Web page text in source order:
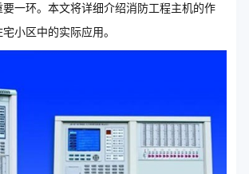
一环。本文将详细介绍消防工程主机的作
小区中的实际应用。